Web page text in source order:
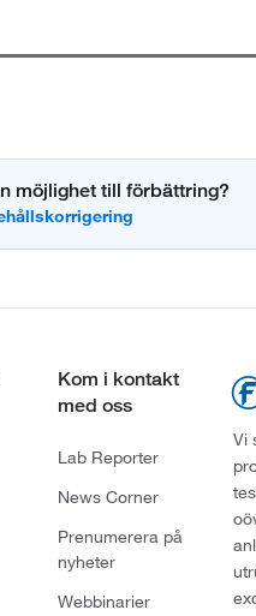
möjlighet till förbättring?
Kom i kontakt
med oss
Lab Reporter
News Corner
Prenumerera på
nyheter
Webbinarier
Vi